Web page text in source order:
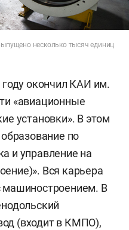
несколько тысяч единиц
году окончил КАИ им.
«авиационные
установки». В этом
по
и управление на
Вся карьера
машиностроением. В
(входит в КМПО),